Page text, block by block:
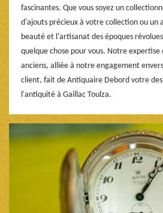
fascinantes. Que vous soyez un
d'ajouts précieux à votre collection ou un
beauté et l'artisanat des époques
quelque chose pour vous. Notre
anciens, alliée à notre engagement
client, fait de Antiquaire Debord votre
l'antiquité à Gaillac Toulza.